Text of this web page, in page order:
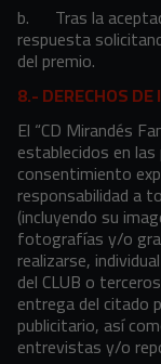
b. Tras la
respuesta
del premio.
8.- DERECHOS DE
El “CD Mirandés
establecidos en
consentimiento
responsabilidad a
(incluyendo su
fotografías y/o
realizarse,
del CLUB o
entrega del citado
publicitario, así
entrevistas y/o